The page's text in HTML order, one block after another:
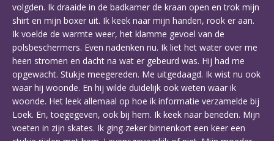
volgden. Ik draaide in de badkamer de kraan open en trok mijn
shirt en mijn boxer uit. Ik keek naar mijn handen, rook er aan.
Ik voelde de warmte weer, het klamme gevoel van de
polsbeschermers. Even nadenken nu. Ik liet het water over me
heen stromen en dacht na wat er gebeurd was. Hij had me
opgewacht. Stukje meegereden. Me uitgedaagd. Ik wist nu ook
waar hij woonde. En hij wilde duidelijk ook weten waar ik
woonde. Het leek allemaal op hoe ik informatie verzamelde bij
Loek. En, toegegeven, ook bij hem. Ik keek naar beneden. Mijn
voeten in zijn skates. Ik ging zeker binnenkort een keer een